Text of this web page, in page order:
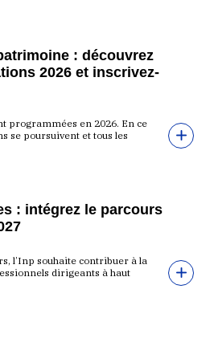
: découvrez
2026 et inscrivez-
programmées en 2026. En ce
se poursuivent et tous les
: intégrez le parcours
l’Inp souhaite contribuer à la
dirigeants à haut